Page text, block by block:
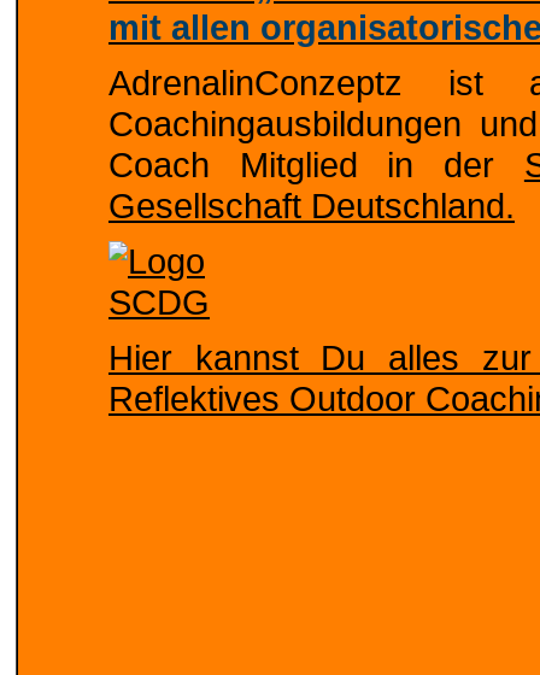
mit allen
AdrenalinConzeptz
Coachingausbildungen
Coach Mitglied in der
Gesellschaft Deutschland.
Hier kannst Du alles
Reflektives Outdoor